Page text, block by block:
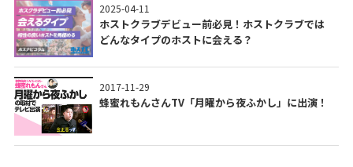
2025-04-11
ホストクラブデビュー前必見！ホストクラブでは
どんなタイプのホストに会える？
2017-11-29
蜂蜜れもんさんTV「月曜から夜ふかし」に出演！